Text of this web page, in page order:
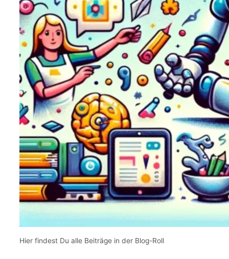
Hier findest Du alle Beiträge in der Blog-Roll